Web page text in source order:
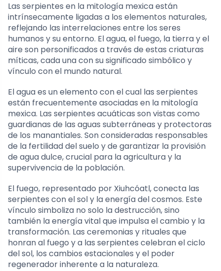
Las serpientes en la mitología mexica están
intrínsecamente ligadas a los elementos naturales,
reflejando las interrelaciones entre los seres
humanos y su entorno. El agua, el fuego, la tierra y el
aire son personificados a través de estas criaturas
míticas, cada una con su significado simbólico y
vínculo con el mundo natural.
El agua es un elemento con el cual las serpientes
están frecuentemente asociadas en la mitología
mexica. Las serpientes acuáticas son vistas como
guardianas de las aguas subterráneas y protectoras
de los manantiales. Son consideradas responsables
de la fertilidad del suelo y de garantizar la provisión
de agua dulce, crucial para la agricultura y la
supervivencia de la población.
El fuego, representado por Xiuhcóatl, conecta las
serpientes con el sol y la energía del cosmos. Este
vínculo simboliza no solo la destrucción, sino
también la energía vital que impulsa el cambio y la
transformación. Las ceremonias y rituales que
honran al fuego y a las serpientes celebran el ciclo
del sol, los cambios estacionales y el poder
regenerador inherente a la naturaleza.